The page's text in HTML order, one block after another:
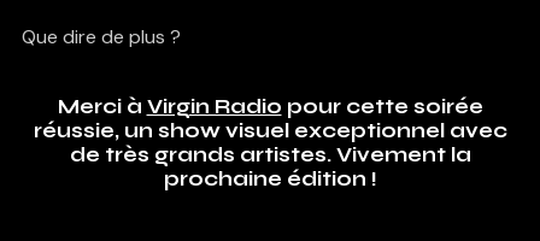
Que dire de plus ?
Merci à Virgin Radio pour cette soirée
réussie, un show visuel exceptionnel avec
de très grands artistes. Vivement la
prochaine édition !